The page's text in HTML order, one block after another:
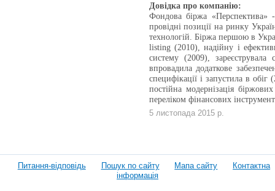
Довідка про компанію:
Фондова біржа «Перспектива»
провідні позиції на ринку
технологій. Біржа першою в
listing (2010), надійну і
систему (2009), зареєструвала
впровадила додаткове
специфікації і запустила в
постійна модернізація
переліком фінансових
5 листопада 2015 р.
Питання-відповідь Пошук по сайту Мапа сайту
Контактна
інформація